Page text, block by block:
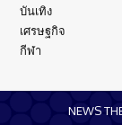
บันเทิง
เศรษฐกิจ
กีฬา
NEWS